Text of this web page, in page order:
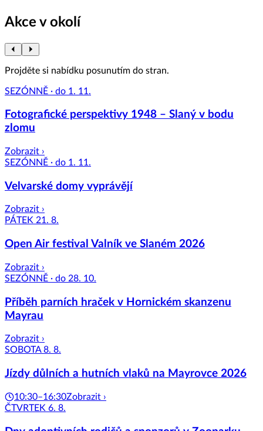
Akce v okolí
Projděte si nabídku posunutím do stran.
SEZÓNNĚ · do 1. 11.
Fotografické perspektivy 1948 – Slaný v bodu
zlomu
Zobrazit ›
SEZÓNNĚ · do 1. 11.
Velvarské domy vyprávějí
Zobrazit ›
PÁTEK 21. 8.
Open Air festival Valník ve Slaném 2026
Zobrazit ›
SEZÓNNĚ · do 28. 10.
Příběh parních hraček v Hornickém skanzenu
Mayrau
Zobrazit ›
SOBOTA 8. 8.
Jízdy důlních a hutních vlaků na Mayrovce 2026
10:30–16:30Zobrazit ›
ČTVRTEK 6. 8.